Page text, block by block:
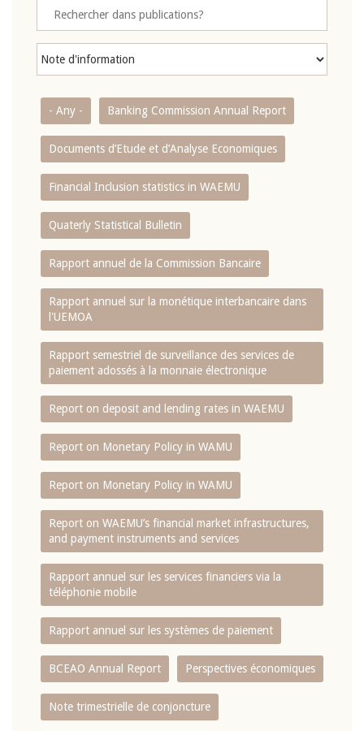
- Any - Banking Commission Annual Report
Documents d’Etude et d’Analyse Economiques
Financial Inclusion statistics in WAEMU
Quaterly Statistical Bulletin
Rapport annuel de la Commission Bancaire
Rapport annuel sur la monétique interbancaire dans
l'UEMOA
Rapport semestriel de surveillance des services de
paiement adossés à la monnaie électronique
Report on deposit and lending rates in WAEMU
Report on Monetary Policy in WAMU
Report on Monetary Policy in WAMU
Report on WAEMU’s financial market infrastructures,
and payment instruments and services
Rapport annuel sur les services financiers via la
téléphonie mobile
Rapport annuel sur les systèmes de paiement
BCEAO Annual Report Perspectives économiques
Note trimestrielle de conjoncture